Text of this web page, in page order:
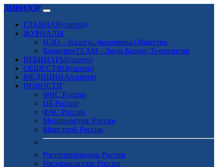
ДИВИЗОР
ГЛАВНАЯ(current)
ЖУРНАЛЫ
НЭО – Налоги.Экономика.Общество
КонкуренTEAM - Люди.Бизнес.Технологии
ВЕБИНАРЫ(current)
ОБЩЕСТВО(current)
МЕДИЦИНА(current)
НОВОСТИ
ФНС России
ЦБ России
ФАС России
Минпромторг России
Минстрой России
Роспотребнадзор России
Росздравнадзор России